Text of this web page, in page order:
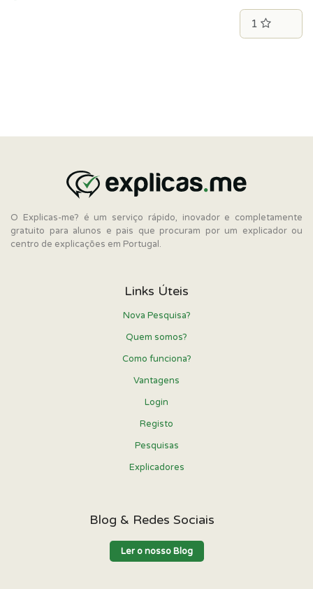
O Explicas-me? é um serviço rápido, inovador e completamente
gratuito para alunos e pais que procuram por um explicador ou
centro de explicações em Portugal.
Links Úteis
Nova Pesquisa?
Quem somos?
Como funciona?
Vantagens
Login
Registo
Pesquisas
Explicadores
Blog & Redes Sociais
Ler o nosso Blog